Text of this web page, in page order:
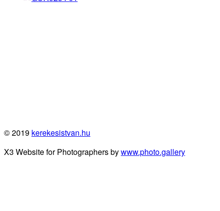
© 2019 kerekesistvan.hu
X3 Website for Photographers bywww.photo.gallery